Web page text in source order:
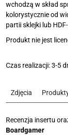
wchodzą w skład
kolorystycznie od
partii sklejki lub
Produkt nie jest
Czas realizacji: 3-5
Zdjęcia
Recenzja insertu
Boardgamer